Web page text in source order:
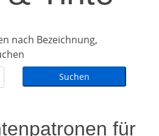
nach Bezeichnung,
für